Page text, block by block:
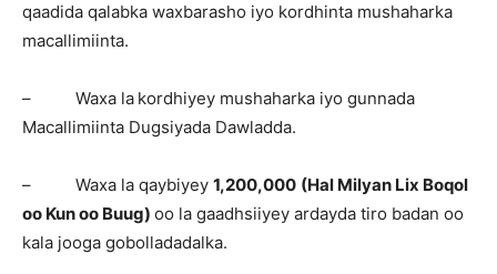
qaadida qalabka waxbarasho iyo kordhinta mushaharka
macallimiinta.
– Waxa la kordhiyey mushaharka iyo gunnada
Macallimiinta Dugsiyada Dawladda.
– Waxa la qaybiyey 1,200,000 (Hal Milyan Lix Boqol
oo Kun oo Buug) oo la gaadhsiiyey ardayda tiro badan oo
kala jooga gobolladadalka.